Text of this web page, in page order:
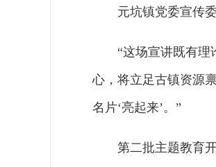
元坑镇党委宣传
“这场宣讲既有
心，将立足古镇资源
名片‘亮起来’。”
第二批主题教育